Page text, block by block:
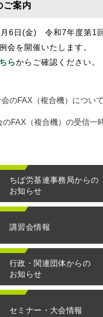
ご案内
6日(金) 令和7年度第1
会を開催いたします。
らからご確認ください。
会のFAX（複合機）につい
のFAX（複合機）の受信一
ちば労基連事務局からの
お知らせ
講習会情報
行政・関連団体からの
お知らせ
セミナー・大会情報